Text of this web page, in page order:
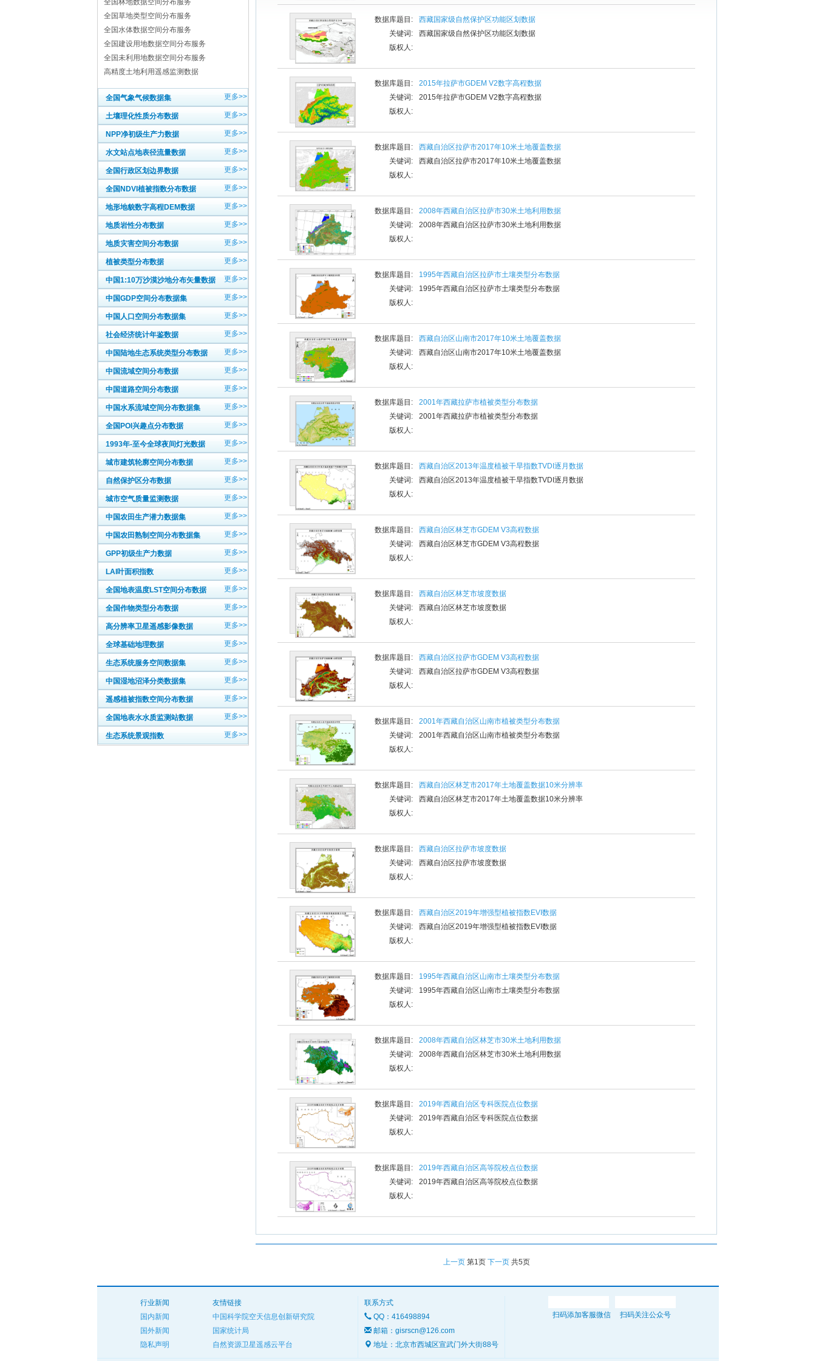
全国林地数据空间分布服务
全国草地类型空间分布服务
全国水体数据空间分布服务
全国建设用地数据空间分布服务
全国未利用地数据空间分布服务
高精度土地利用遥感监测数据
全国气象气候数据集 更多>>
土壤理化性质分布数据 更多>>
NPP净初级生产力数据 更多>>
水文站点地表径流量数据 更多>>
全国行政区划边界数据 更多>>
全国NDVI植被指数分布数据 更多>>
地形地貌数字高程DEM数据 更多>>
地质岩性分布数据 更多>>
地质灾害空间分布数据 更多>>
植被类型分布数据 更多>>
中国1:10万沙漠沙地分布矢量数据 更多>>
中国GDP空间分布数据集 更多>>
中国人口空间分布数据集 更多>>
社会经济统计年鉴数据 更多>>
中国陆地生态系统类型分布数据 更多>>
中国流域空间分布数据 更多>>
中国道路空间分布数据 更多>>
中国水系流域空间分布数据集 更多>>
全国POI兴趣点分布数据 更多>>
1993年-至今全球夜间灯光数据 更多>>
城市建筑轮廓空间分布数据 更多>>
自然保护区分布数据 更多>>
城市空气质量监测数据 更多>>
中国农田生产潜力数据集 更多>>
中国农田熟制空间分布数据集 更多>>
GPP初级生产力数据 更多>>
LAI叶面积指数 更多>>
全国地表温度LST空间分布数据 更多>>
全国作物类型分布数据 更多>>
高分辨率卫星遥感影像数据 更多>>
全球基础地理数据 更多>>
生态系统服务空间数据集 更多>>
中国湿地沼泽分类数据集 更多>>
遥感植被指数空间分布数据 更多>>
全国地表水水质监测站数据 更多>>
生态系统景观指数 更多>>
数据库题目:
西藏国家级自然保护区功能区划数据
关键词:
西藏国家级自然保护区功能区划数据
版权人:
数据库题目:
2015年拉萨市GDEM V2数字高程数据
关键词:
2015年拉萨市GDEM V2数字高程数据
版权人:
数据库题目:
西藏自治区拉萨市2017年10米土地覆盖数据
关键词:
西藏自治区拉萨市2017年10米土地覆盖数据
版权人:
数据库题目:
2008年西藏自治区拉萨市30米土地利用数据
关键词:
2008年西藏自治区拉萨市30米土地利用数据
版权人:
数据库题目:
1995年西藏自治区拉萨市土壤类型分布数据
关键词:
1995年西藏自治区拉萨市土壤类型分布数据
版权人:
数据库题目:
西藏自治区山南市2017年10米土地覆盖数据
关键词:
西藏自治区山南市2017年10米土地覆盖数据
版权人:
数据库题目:
2001年西藏拉萨市植被类型分布数据
关键词:
2001年西藏拉萨市植被类型分布数据
版权人:
数据库题目:
西藏自治区2013年温度植被干旱指数TVDI逐月数据
关键词:
西藏自治区2013年温度植被干旱指数TVDI逐月数据
版权人:
数据库题目:
西藏自治区林芝市GDEM V3高程数据
关键词:
西藏自治区林芝市GDEM V3高程数据
版权人:
数据库题目:
西藏自治区林芝市坡度数据
关键词:
西藏自治区林芝市坡度数据
版权人:
数据库题目:
西藏自治区拉萨市GDEM V3高程数据
关键词:
西藏自治区拉萨市GDEM V3高程数据
版权人:
数据库题目:
2001年西藏自治区山南市植被类型分布数据
关键词:
2001年西藏自治区山南市植被类型分布数据
版权人:
数据库题目:
西藏自治区林芝市2017年土地覆盖数据10米分辨率
关键词:
西藏自治区林芝市2017年土地覆盖数据10米分辨率
版权人:
数据库题目:
西藏自治区拉萨市坡度数据
关键词:
西藏自治区拉萨市坡度数据
版权人:
数据库题目:
西藏自治区2019年增强型植被指数EVI数据
关键词:
西藏自治区2019年增强型植被指数EVI数据
版权人:
数据库题目:
1995年西藏自治区山南市土壤类型分布数据
关键词:
1995年西藏自治区山南市土壤类型分布数据
版权人:
数据库题目:
2008年西藏自治区林芝市30米土地利用数据
关键词:
2008年西藏自治区林芝市30米土地利用数据
版权人:
数据库题目:
2019年西藏自治区专科医院点位数据
关键词:
2019年西藏自治区专科医院点位数据
版权人:
数据库题目:
2019年西藏自治区高等院校点位数据
关键词:
2019年西藏自治区高等院校点位数据
版权人:
上一页第1页 下一页共5页
行业新闻
国内新闻
国外新闻
隐私声明
友情链接
中国科学院空天信息创新研究院
国家统计局
自然资源卫星遥感云平台
联系方式
QQ：416498894
邮箱：gisrscn@126.com
地址：北京市西城区宣武门外大街88号
扫码添加客服微信 扫码关注公众号